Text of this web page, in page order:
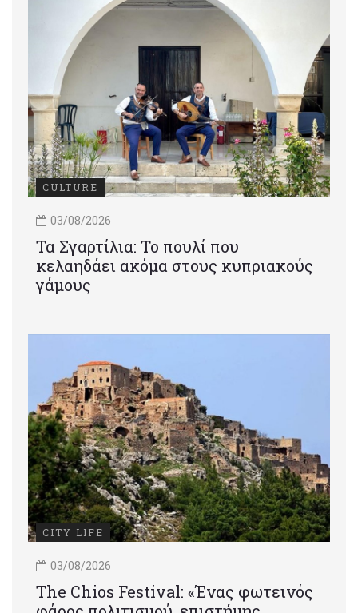
CULTURE
03/08/2026
Τα Σγαρτίλια: Το πουλί που
κελαηδάει ακόμα στους κυπριακούς
γάμους
CITY LIFE
03/08/2026
Τhe Chios Festival: «Ένας φωτεινός